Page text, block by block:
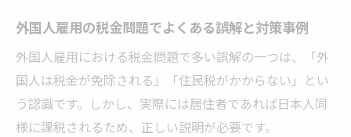
非居住者・居住者で税金がどう変わるか徹
底比較
外国人雇用税制でよくある居住者判定ミス
の例
外国人雇用の税金問題でよくある誤解と対策事例
外国人雇用における税金問題で多い誤解の一つは、「外
国人は税金が免除される」「住民税がかからない」とい
う認識です。しかし、実際には居住者であれば日本人同
様に課税されるため、正しい説明が必要です。